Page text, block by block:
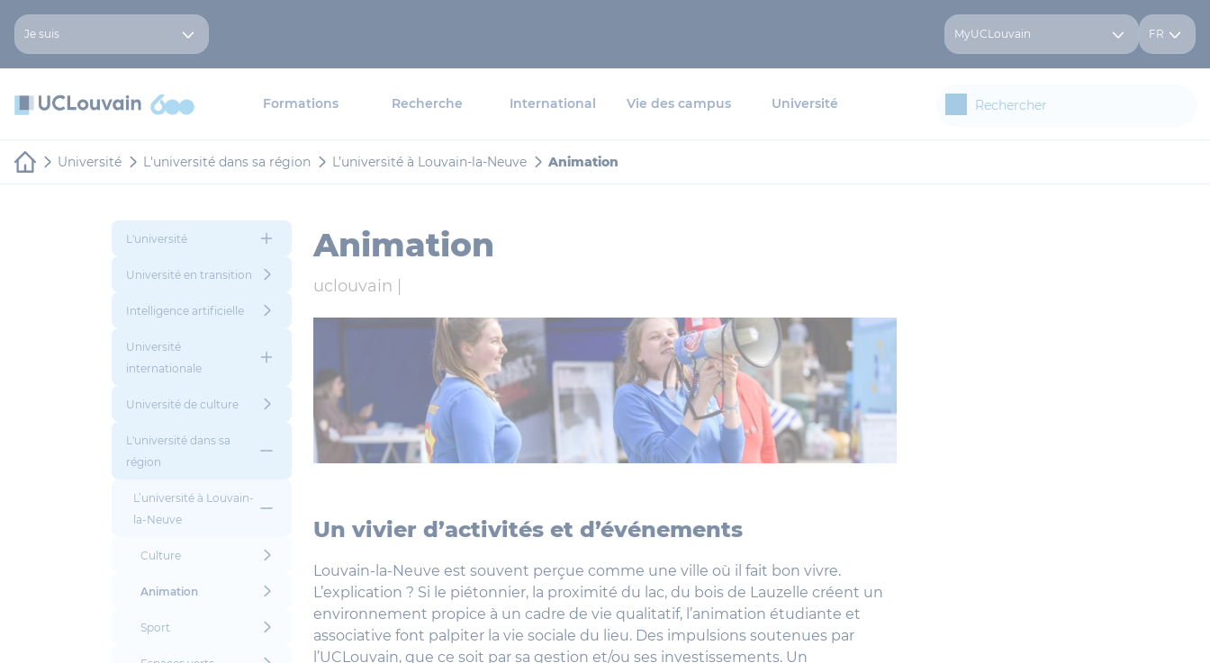
Panneau de gestion des cookies
Je suis MyUCLouvain FR
Formations Recherche International Vie des campus Université
Université L'université dans sa région L’université à Louvain-la-Neuve Animation
L'université
Université en transition
Intelligence artificielle
Université
internationale
Université de culture
L'université dans sa
région
L’université à Louvain-
la-Neuve
Culture
Animation
Sport
Animation
uclouvain |
Un vivier d’activités et d’événements
Louvain-la-Neuve est souvent perçue comme une ville où il fait bon vivre.
L’explication ? Si le piétonnier, la proximité du lac, du bois de Lauzelle créent un
environnement propice à un cadre de vie qualitatif, l’animation étudiante et
associative font palpiter la vie sociale du lieu. Des impulsions soutenues par
l’UCLouvain, que ce soit par sa gestion et/ou ses investissements. Un